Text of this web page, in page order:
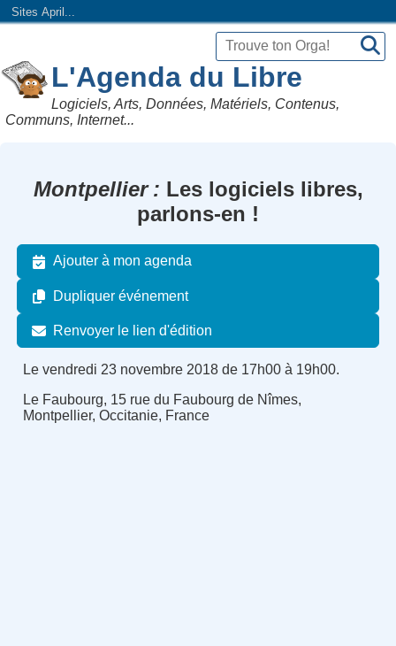
Sites April...
L'Agenda du Libre
Logiciels, Arts, Données, Matériels, Contenus,
Communs, Internet...
Montpellier
Les logiciels libres,
parlons-en !
Ajouter à mon agenda
Dupliquer événement
Renvoyer le lien d'édition
Le vendredi 23 novembre 2018 de 17h00 à 19h00.
Le Faubourg, 15 rue du Faubourg de Nîmes,
Montpellier, Occitanie, France